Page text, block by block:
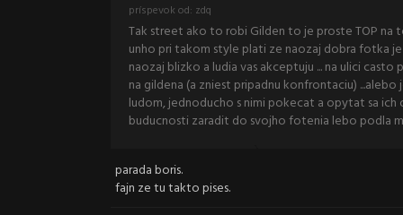
príspevok od: zdq
Tak street ako to robi Gilden to je proste TOP
unho pri takom style plati ze naozaj dobra fotka
naozaj blizko a ludia vas akceptuju ... na ulici
na gildena (a zniest pripadnu konfrontaciu)
ludom, jednoducho s nimi pokecat a opytat sa
buducnosti zaradit do svojho fotenia lebo podla
parada boris.
fajn ze tu takto pises.